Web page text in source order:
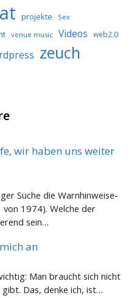
projekte Sex
venue music Videos web2.0
zeuch
wir haben uns weiter
Suche die Warnhinweise-
1974). Welche der
sein…
an
Man braucht sich nicht
Das, denke ich, ist…